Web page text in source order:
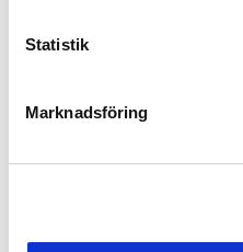
Statistik
Marknadsföring
17:30 Västerås SK – IK Sirius
Söndag 1 september: